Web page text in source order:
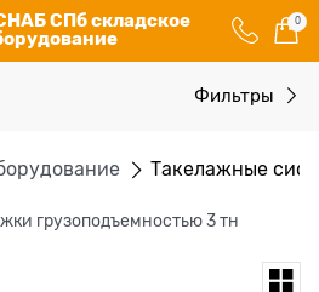
СПб складское
0
Такелажные
грузоподъемностью 3 тн
Фильтры